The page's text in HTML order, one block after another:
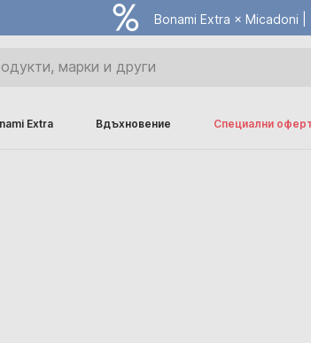
Bonami Extra × Micadoni |
Extra Вдъхновение Специални